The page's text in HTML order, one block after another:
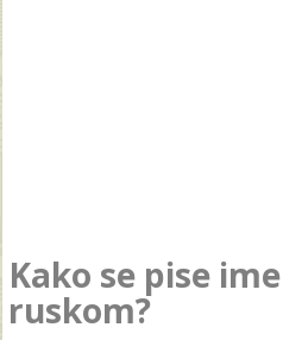
Kako se pise
ruskom?